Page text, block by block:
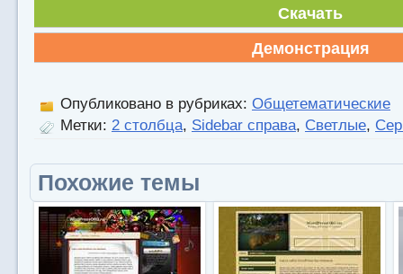
Скачать
Демонстрация
Опубликовано в рубриках: Общетематические
Метки: 2 столбца, Sidebar справа, Светлые,
Похожие темы